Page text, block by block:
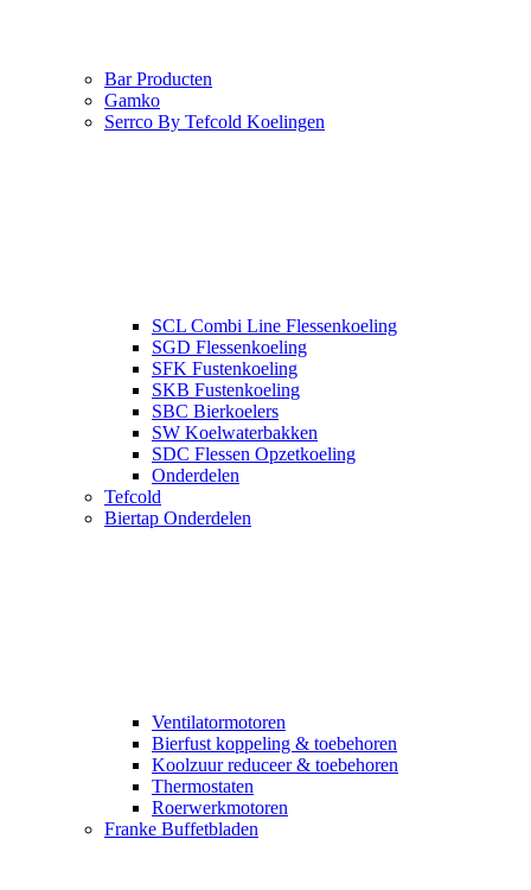
Bar Producten
Gamko
Serrco By Tefcold Koelingen
SCL Combi Line Flessenkoeling
SGD Flessenkoeling
SFK Fustenkoeling
SKB Fustenkoeling
SBC Bierkoelers
SW Koelwaterbakken
SDC Flessen Opzetkoeling
Onderdelen
Tefcold
Biertap Onderdelen
Ventilatormotoren
Bierfust koppeling & toebehoren
Koolzuur reduceer & toebehoren
Thermostaten
Roerwerkmotoren
Franke Buffetbladen